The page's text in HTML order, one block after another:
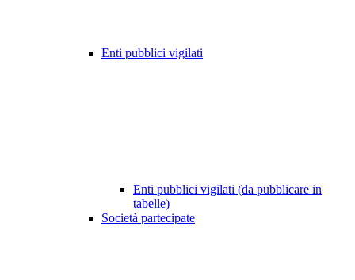
Enti pubblici vigilati
Enti pubblici vigilati (da pubblicare in
tabelle)
Società partecipate